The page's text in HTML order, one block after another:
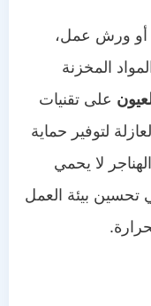
أو ورش عمل،
المخزنة
على تقنيات
لتوفير حماية
لا يحمي
بيئة العمل